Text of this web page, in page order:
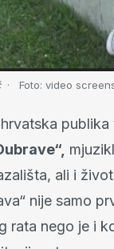
Foto: video
ali i
nije samo
rata nego je i